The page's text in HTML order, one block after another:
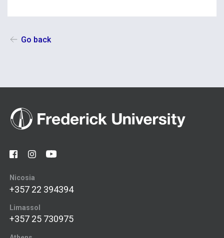
Go back
Nicosia
+357 22 394394
Limassol
+357 25 730975